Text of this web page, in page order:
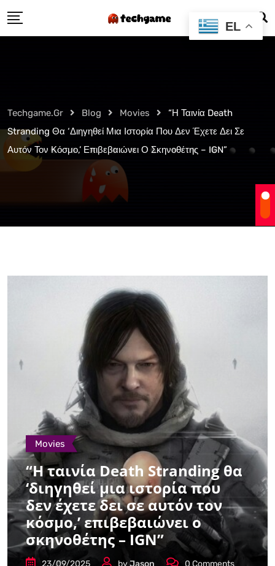
to
Techgame.gr Blog Movies
“Η Ταινία Death
Stranding Θα ‘διηγηθεί Μια Ιστορία Που Δεν Έχετε Δει Σε
Αυτόν Τον Κόσμο,’ Επιβεβαιώνει Ο Σκηνοθέτης – IGN”
Movies
“Η ταινία Death Stranding θα
‘διηγηθεί μια ιστορία που
δεν έχετε δει σε αυτόν τον
κόσμο,’ επιβεβαιώνει ο
σκηνοθέτης – IGN”
23/09/2025 byJason 0 Comments
EL